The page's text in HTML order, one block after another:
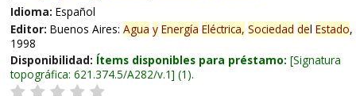
Idioma: Español
Editor: Buenos Aires: Agua y Energía Eléctrica, Sociedad del Estado,
1998
Disponibilidad: Ítems disponibles para préstamo: Signatura
topográfica: 621.374.5/A282/v.1 (1).